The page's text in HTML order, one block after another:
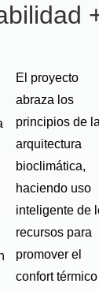
El proyecto
abraza los
principios de la
arquitectura
bioclimática,
haciendo uso
inteligente de
recursos para
promover el
confort